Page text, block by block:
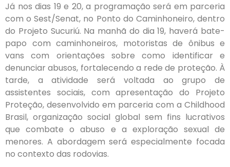
Já nos dias 19 e 20, a programação será em parceria
com o Sest/Senat, no Ponto do Caminhoneiro, dentro
do Projeto Sucuriú. Na manhã do dia 19, haverá bate-
papo com caminhoneiros, motoristas de ônibus e
vans com orientações sobre como identificar e
denunciar abusos, fortalecendo a rede de proteção. À
tarde, a atividade será voltada ao grupo de
assistentes sociais, com apresentação do Projeto
Proteção, desenvolvido em parceria com a Childhood
Brasil, organização social global sem fins lucrativos
que combate o abuso e a exploração sexual de
menores. A abordagem será especialmente focada
no contexto das rodovias.